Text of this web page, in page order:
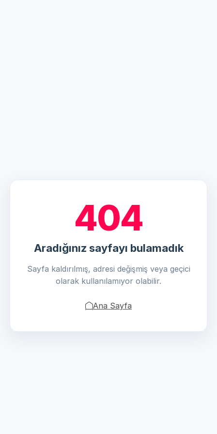
404
Aradığınız sayfayı bulamadık
Sayfa kaldırılmış, adresi değişmiş veya geçici
olarak kullanılamıyor olabilir.
Ana Sayfa